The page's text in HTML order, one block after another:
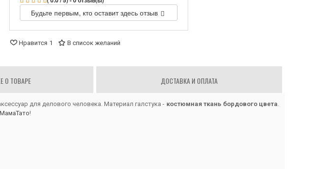
Будьте первым, кто оставит здесь отзыв
Нравится 1 В список желаний
О ТОВАРЕ ДОСТАВКА И ОПЛАТА
для делового человека. Материал галстука - костюмная ткань бордового цвета.
МамаТато!